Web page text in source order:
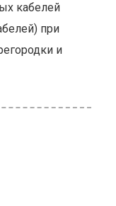
кабелей
при
и